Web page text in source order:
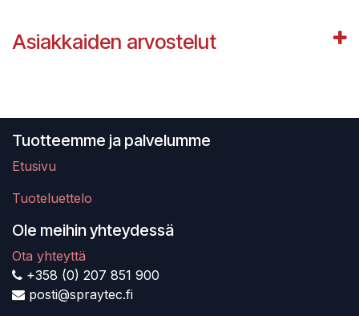
Asiakkaiden arvostelut
Tuotteemme ja palvelumme
Etusivu
Tuoteluettelo
Ole meihin yhteydessä
Ota yhteyttä
+358 (0) 207 851 900
posti@spraytec.fi